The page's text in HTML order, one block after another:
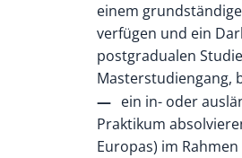
einem
verfügen und ein
postgradualen
Masterstudiengang,
ein in- oder
Praktikum
Europas) im